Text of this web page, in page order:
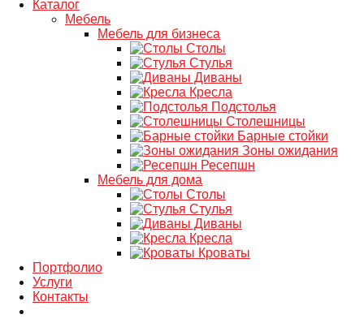
Каталог
Мебель
Мебель для бизнеса
Столы
Стулья
Диваны
Кресла
Подстолья
Столешницы
Барные стойки
Зоны ожидания
Ресепшн
Мебель для дома
Столы
Стулья
Диваны
Кресла
Кроваты
Портфолио
Услуги
Контакты